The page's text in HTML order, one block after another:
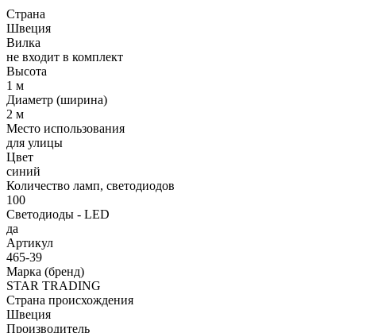
Страна
Швеция
Вилка
не входит в комплект
Высота
1 м
Диаметр (ширина)
2 м
Место использования
для улицы
Цвет
синий
Количество ламп, светодиодов
100
Светодиоды - LED
да
Артикул
465-39
Марка (бренд)
STAR TRADING
Страна происхождения
Швеция
Производитель